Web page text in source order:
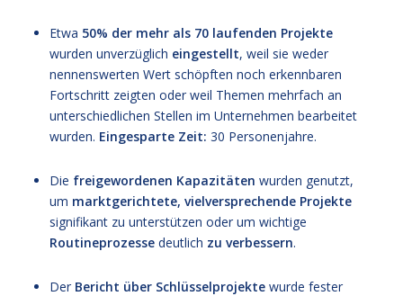
Etwa 50% der mehr als 70 laufenden Projekte
wurden unverzüglich eingestellt, weil sie weder
nennenswerten Wert schöpften noch erkennbaren
Fortschritt zeigten oder weil Themen mehrfach an
unterschiedlichen Stellen im Unternehmen bearbeitet
wurden. Eingesparte Zeit: 30 Personenjahre.
Die freigewordenen Kapazitäten wurden genutzt,
um marktgerichtete, vielversprechende Projekte
signifikant zu unterstützen oder um wichtige
Routineprozessedeutlich zu verbessern.
Der Bericht über Schlüsselprojektewurde fester